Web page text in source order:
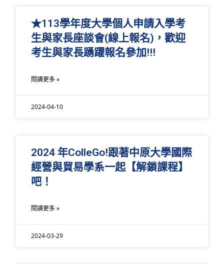
★113學年度大學個人申請入學考
生與家長座談會(線上報名)，歡迎
考生與家長踴躍報名參加!!!
閱讀更多 »
2024-04-10
2024 年ColleGo!跟著中原大學國際
經營與貿易學系一起【解鎖課程】
吧！
閱讀更多 »
2024-03-29